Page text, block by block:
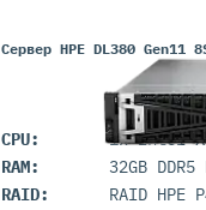
Сервер HPE DL380 Gen11
CPU:
RAM:
32GB DDR5
RAID:
RAID HPE